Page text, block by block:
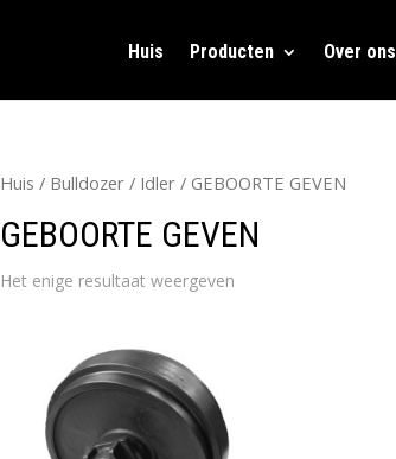
Huis Producten Over ons
Huis / Bulldozer/ Idler/ GEBOORTE GEVEN
GEBOORTE GEVEN
Het enige resultaat weergeven